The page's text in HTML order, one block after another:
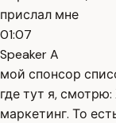
прислал мне
01:07
Speaker A
мой спонсор
где тут я,
маркетинг. То